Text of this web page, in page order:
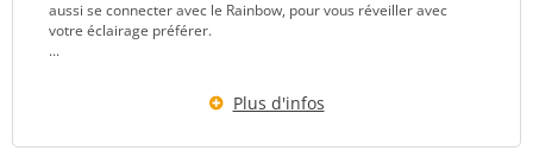
aussi se connecter avec le Rainbow, pour vous réveiller avec
votre éclairage préférer.
...
Plus d'infos